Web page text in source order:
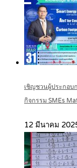
เชิญชวนผู้ประกอบ
กิจกรรม SMEs
12 มีนาคม